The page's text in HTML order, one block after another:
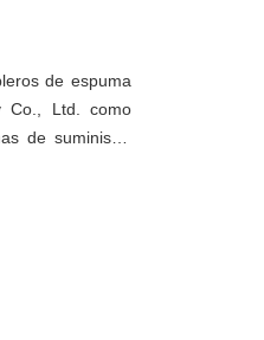
de espuma
Co., Ltd. como
de suministro